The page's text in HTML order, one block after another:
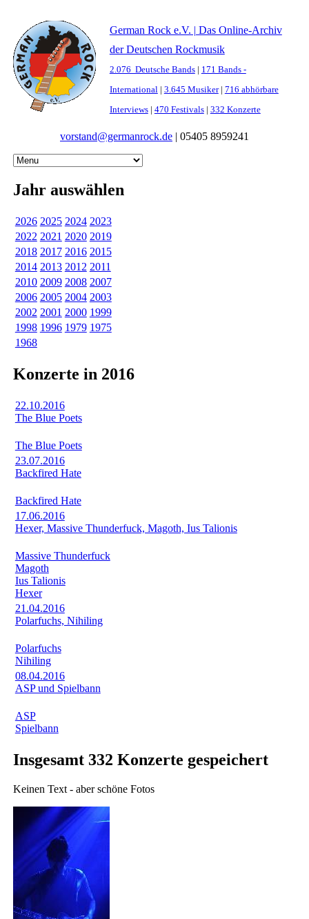
German Rock e.V. | Das Online-Archiv
der Deutschen Rockmusik
2.076 Deutsche Bands| 171 Bands -
International| 3.645 Musiker| 716 abhörbare
Interviews| 470 Festivals| 332 Konzerte
vorstand@germanrock.de| 05405 8959241
Jahr auswählen
2026 2025 2024 2023
2022 2021 2020 2019
2018 2017 2016 2015
2014 2013 2012 2011
2010 2009 2008 2007
2006 2005 2004 2003
2002 2001 2000 1999
1998 1996 1979 1975
1968
Konzerte in 2016
22.10.2016
The Blue Poets
The Blue Poets
23.07.2016
Backfired Hate
Backfired Hate
17.06.2016
Hexer, Massive Thunderfuck, Magoth, Ius Talionis
Massive Thunderfuck
Magoth
Ius Talionis
Hexer
21.04.2016
Polarfuchs, Nihiling
Polarfuchs
Nihiling
08.04.2016
ASP und Spielbann
ASP
Spielbann
Insgesamt 332 Konzerte gespeichert
Keinen Text - aber schöne Fotos